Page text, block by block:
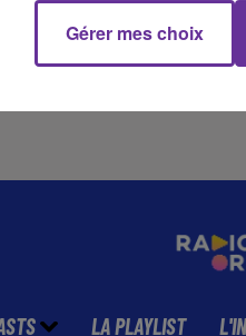
LA PLAYLIST
Gérer mes choix